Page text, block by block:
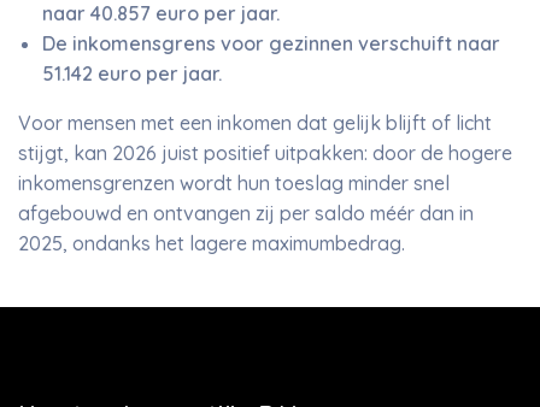
naar 40.857 euro per jaar.
De inkomensgrens voor gezinnen verschuift naar
51.142 euro per jaar.
Voor mensen met een inkomen dat gelijk blijft of licht
stijgt, kan 2026 juist positief uitpakken: door de hogere
inkomensgrenzen wordt hun toeslag minder snel
afgebouwd en ontvangen zij per saldo méér dan in
2025, ondanks het lagere maximumbedrag.